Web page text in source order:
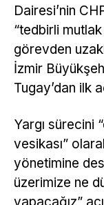
Dairesi’nin
“tedbirli
görevden
İzmir
Tugay’dan ilk
Yargı sürecini
vesikası”
yönetimine
üzerimize ne
yapacağız”